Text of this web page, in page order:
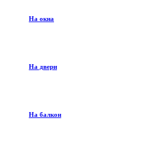
На окна
На двери
На балкон